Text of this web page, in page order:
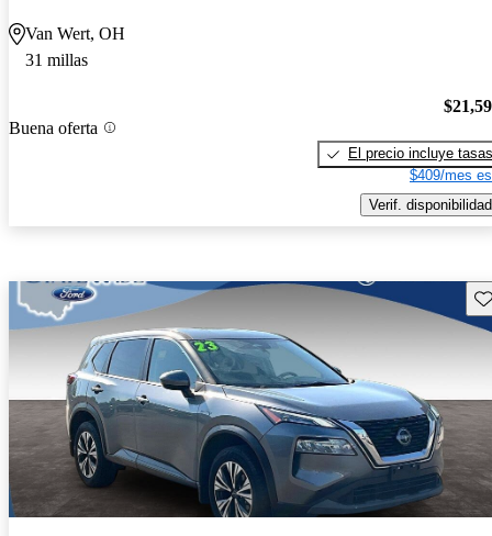
Van Wert, OH
31 millas
Buena oferta
El precio incluye tasas
$409/mes
Verif. disponibilidad